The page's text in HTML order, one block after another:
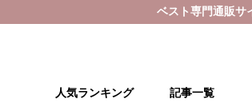
ベスト専門通販サ
人気ランキング 記事一覧